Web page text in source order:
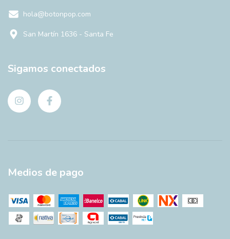
hola@botonpop.com
San Martín 1636 - Santa Fe
Sigamos conectados
Medios de pago